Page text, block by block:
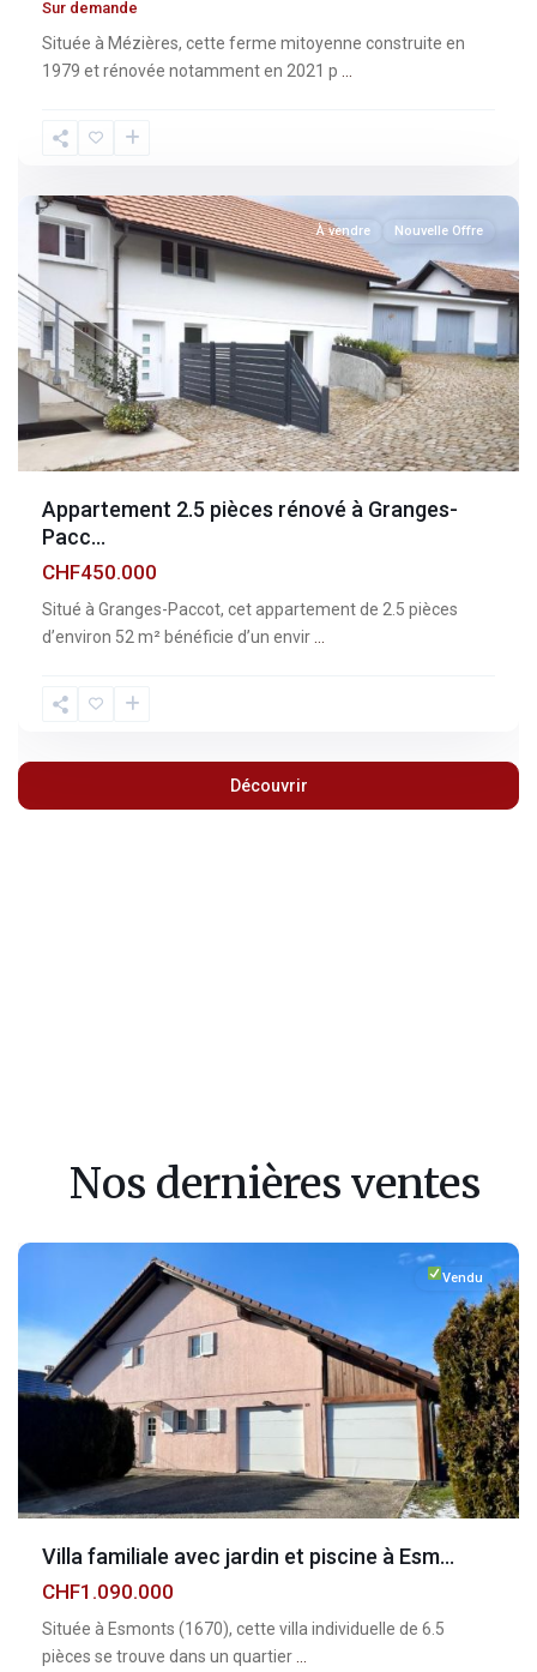
Sur demande
Située à Mézières, cette ferme mitoyenne construite en
1979 et rénovée notamment en 2021 p
Granges-
À vendre Nouvelle Offre
Appartement 2.5 pièces rénové à Granges-
Pacc...
CHF450.000
Situé à Granges-Paccot, cet appartement de 2.5 pièces
d’environ 52 m² bénéficie d’un envir
Découvrir
Nos dernières ventes
Fribourg,
Vendu
Villa familiale avec jardin et piscine à Esm...
CHF1.090.000
Située à Esmonts (1670), cette villa individuelle de 6.5
pièces se trouve dans un quartier